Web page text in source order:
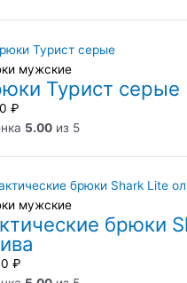
мужские
Турист серые
₽
5.00из 5
мужские
брюки
₽